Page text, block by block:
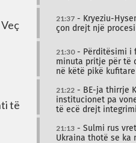
të
21:37 - Kryeziu-
çon drejt një
21:30- Përditësimi i
minuta pritje për të
në këtë pikë kufitare
21:22 - BE-ja thirrje
institucionet pa
të ecë drejt
21:13 - Sulmi rus
Ukraina thotë se ka